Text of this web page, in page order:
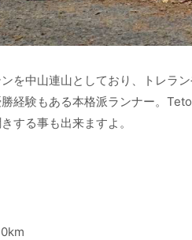
を中山連山としており、トレラ
経験もある本格派ランナー。
する事も出来ますよ。